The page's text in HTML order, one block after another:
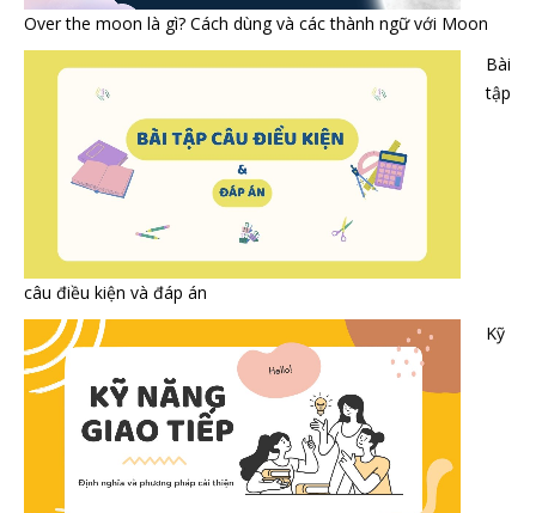
Over the moon là gì? Cách dùng và các thành ngữ với Moon
Bài
tập
câu điều kiện và đáp án
Kỹ